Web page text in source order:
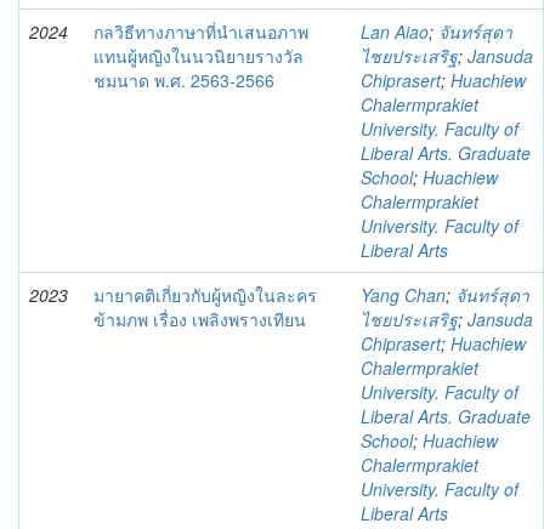
2024
กลวิธีทางภาษาที่นำเสนอภาพ
แทนผู้หญิงในนวนิยายรางวัล
ชมนาด พ.ศ. 2563-2566
Lan Aiao; จันทร์สุดา
ไชยประเสริฐ; Jansuda
Chiprasert; Huachiew
Chalermprakiet
University. Faculty of
Liberal Arts. Graduate
School; Huachiew
Chalermprakiet
University. Faculty of
Liberal Arts
2023
มายาคติเกี่ยวกับผู้หญิงในละคร
ข้ามภพ เรื่อง เพลิงพรางเทียน
Yang Chan; จันทร์สุดา
ไชยประเสริฐ; Jansuda
Chiprasert; Huachiew
Chalermprakiet
University. Faculty of
Liberal Arts. Graduate
School; Huachiew
Chalermprakiet
University. Faculty of
Liberal Arts